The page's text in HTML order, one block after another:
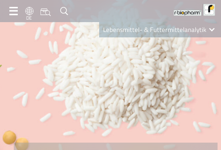
DE
Lebensmittel- & Futtermittelanalytik
Clinical Diagnostics
R-Biopharm AG
Nutrition Care